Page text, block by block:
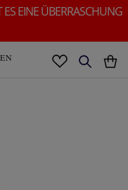
ES EINE ÜBERRASCHUNG